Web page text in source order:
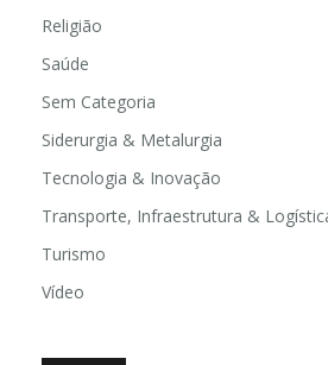
Religião
Saúde
Sem Categoria
Siderurgia & Metalurgia
Tecnologia & Inovação
Transporte, Infraestrutura &
Turismo
Vídeo